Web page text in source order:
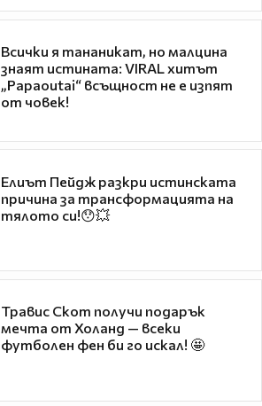
Всички я тананикат, но малцина
знаят истината: VIRAL хитът
„Papaoutai“ всъщност не е изпят
от човек!
Елиът Пейдж разкри истинската
причина за трансформацията на
тялото си!😯💥
Травис Скот получи подарък
мечта от Холанд — всеки
футболен фен би го искал! 🤩